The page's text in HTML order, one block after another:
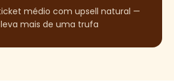
médio com upsell natural —
mais de uma trufa